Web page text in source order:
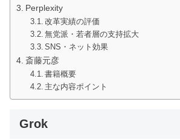
Perplexity
改革実績の評価
無党派・若者層の支持拡大
SNS・ネット効果
斎藤元彦
書籍概要
主な内容ポイント
Grok